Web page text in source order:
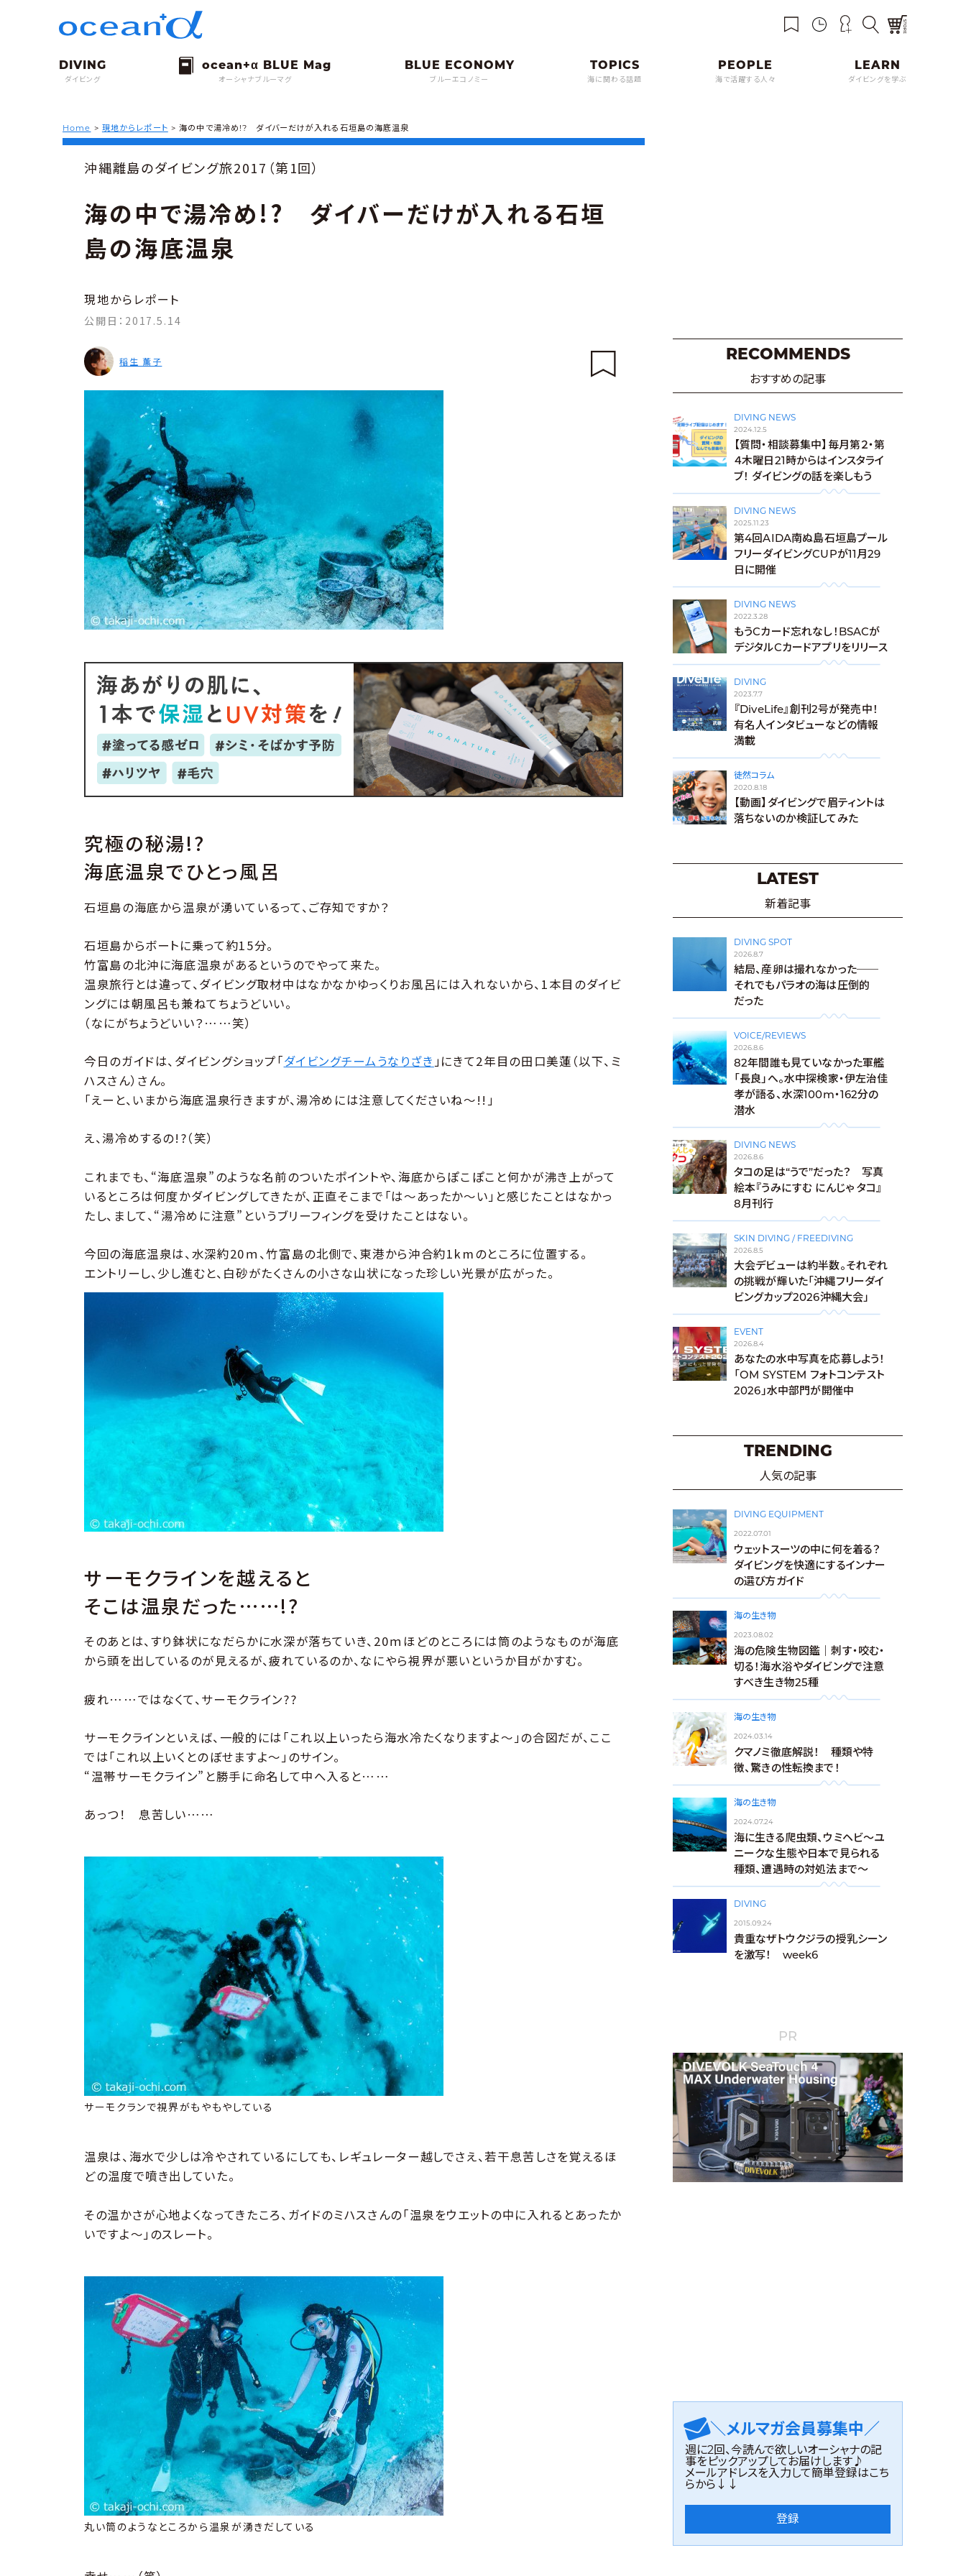
ダイビング オーシャナブルーマグ ブルーエコノミー 海に関わる話題 海で活躍する人々 ダイビングを学ぶ
Home > 現地からレポート >海の中で湯冷め!? ダイバーだけが入れる石垣島の海底温泉
沖縄離島のダイビング旅2017（第1回）
海の中で湯冷め!? ダイバーだけが入れる石垣
島の海底温泉
現地からレポート
公開日： 2017.5.14
稲生 薫子
究極の秘湯!?
海底温泉でひとっ風呂
石垣島の海底から温泉が湧いているって、ご存知ですか？
石垣島からボートに乗って約15分。
竹富島の北沖に海底温泉があるというのでやって来た。
温泉旅行とは違って、ダイビング取材中はなかなかゆっくりお風呂には入れないから、1本目のダイビ
ングには朝風呂も兼ねてちょうどいい。
（なにがちょうどいい？……笑）
今日のガイドは、ダイビングショップ「ダイビングチームうなりざき」にきて2年目の田口美蓮（以下、ミ
ハスさん）さん。
「えーと、いまから海底温泉行きますが、湯冷めには注意してくださいね～!!」
え、湯冷めするの!?（笑）
これまでも、“海底温泉”のような名前のついたポイントや、海底からぽこぽこと何かが沸き上がって
いるところは何度かダイビングしてきたが、正直そこまで「は～あったか〜い」と感じたことはなかっ
たし、まして、“湯冷めに注意”というブリーフィングを受けたことはない。
今回の海底温泉は、水深約20ｍ、竹富島の北側で、東港から沖合約1kmのところに位置する。
エントリーし、少し進むと、白砂がたくさんの小さな山状になった珍しい光景が広がった。
サーモクラインを越えると
そこは温泉だった……!?
そのあとは、すり鉢状になだらかに水深が落ちていき、20ｍほどのところには筒のようなものが海底
から頭を出しているのが見えるが、疲れているのか、なにやら視界が悪いというか目がかすむ。
疲れ……ではなくて、サーモクライン??
サーモクラインといえば、一般的には「これ以上いったら海水冷たくなりますよ～」の合図だが、ここ
では「これ以上いくとのぼせますよ～」のサイン。
“温帯サーモクライン”と勝手に命名して中へ入ると……
あっつ！ 息苦しい……
サーモクランで視界がもやもやしている
温泉は、海水で少しは冷やされているにしても、レギュレーター越しでさえ、若干息苦しさを覚えるほ
どの温度で噴き出していた。
その温かさが心地よくなってきたころ、ガイドのミハスさんの「温泉をウエットの中に入れるとあったか
いですよ～」のスレート。
丸い筒のようなところから温泉が湧きだしている
RECOMMENDS
おすすめの記事
DIVING NEWS
2024.12.5
【質問・相談募集中】毎月第２・第
４木曜日21時からはインスタライ
ブ！ ダイビングの話を楽しもう
DIVING NEWS
2025.11.23
第4回AIDA南ぬ島石垣島プール
フリーダイビングCUPが11月29
日に開催
DIVING NEWS
2022.3.28
もうCカード忘れなし！BSACが
デジタルCカードアプリをリリース
DIVING
2023.7.7
『DiveLife』創刊2号が発売中！
有名人インタビューなどの情報
満載
徒然コラム
2020.8.18
【動画】ダイビングで眉ティントは
落ちないのか検証してみた
LATEST
新着記事
DIVING SPOT
2026.8.7
結局、産卵は撮れなかった──
それでもパラオの海は圧倒的
だった
VOICE/REVIEWS
2026.8.6
82年間誰も見ていなかった軍艦
「長良」へ。水中探検家・伊左治佳
孝が語る、水深100m・162分の
潜水
DIVING NEWS
2026.8.6
タコの足は“うで”だった？ 写真
絵本『うみにすむ にんじゃ タコ』
8月刊行
SKIN DIVING / FREEDIVING
2026.8.5
大会デビューは約半数。それぞれ
の挑戦が輝いた「沖縄フリーダイ
ビングカップ2026沖縄大会」
EVENT
2026.8.4
あなたの水中写真を応募しよう！
「OM SYSTEM フォトコンテスト
2026」水中部門が開催中
TRENDING
人気の記事
DIVING EQUIPMENT
2022.07.01
ウェットスーツの中に何を着る？
ダイビングを快適にするインナー
の選び方ガイド
海の生き物
2023.08.02
海の危険生物図鑑｜刺す・咬む・
切る！海水浴やダイビングで注意
すべき生き物25種
海の生き物
2024.03.14
クマノミ徹底解説！ 種類や特
徴、驚きの性転換まで！
海の生き物
2024.07.24
海に生きる爬虫類、ウミヘビ～ユ
ニークな生態や日本で見られる
種類、遭遇時の対処法まで～
DIVING
2015.09.24
貴重なザトウクジラの授乳シーン
を激写！ week6
PR
＼メルマガ会員募集中／
週に2回、今読んで欲しいオーシャナの記
事をピックアップしてお届けします♪
メールアドレスを入力して簡単登録はこち
らから↓↓
登録